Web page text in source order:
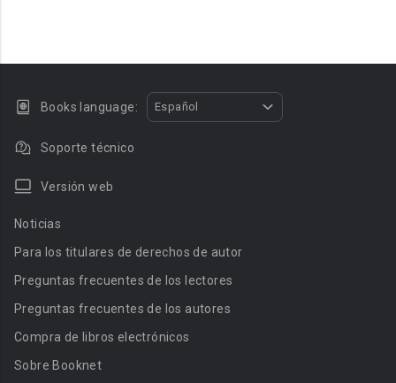
Books language: Español
Soporte técnico
Versión web
Noticias
Para los titulares de derechos de autor
Preguntas frecuentes de los lectores
Preguntas frecuentes de los autores
Compra de libros electrónicos
Sobre Booknet